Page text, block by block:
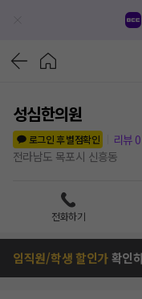
성심한의원
로그인 후 별점확인
리뷰 0
전라남도 목포시 신흥동
전화하기
임직원/학생 할인가확인